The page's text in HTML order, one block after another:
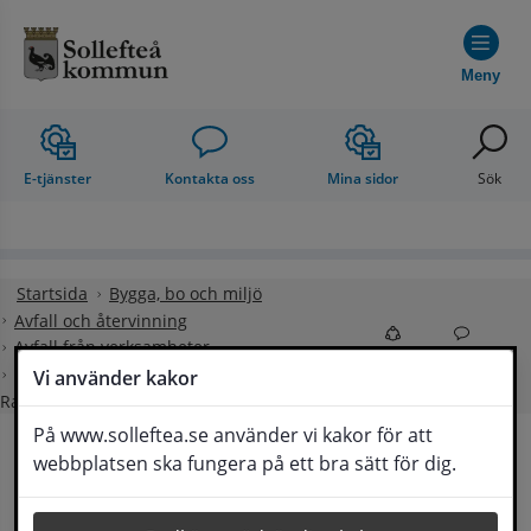
Vi använder kakor
På www.solleftea.se använder vi kakor för att
webbplatsen ska fungera på ett bra sätt för dig.
Meny
E-tjänster Kontakta oss Mina sidor Sök
Startsida
Bygga, bo och miljö
Avfall och återvinning
Avfall från verksamheter
Verksamhetsavfall på Edsbackens och
Ramsele återvinningscentral
Dela Kontakt
Verksamhetsavfall på